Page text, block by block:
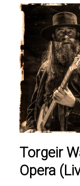
Torgeir
Opera